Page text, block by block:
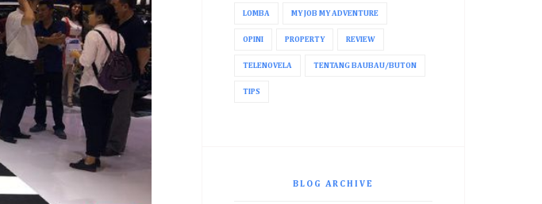
LOMBA MY JOB MY ADVENTURE
OPINI PROPERTY REVIEW
TELENOVELA TENTANG BAUBAU/BUTON
TIPS
BLOG ARCHIVE